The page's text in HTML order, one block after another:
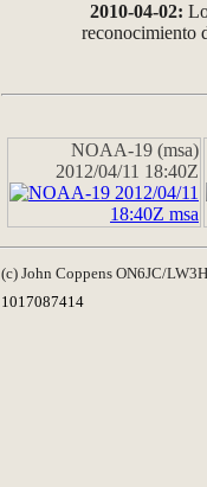
2010-04-02:
reconocimiento
NOAA-19 (msa)
2012/04/11 18:40Z
(c) John Coppens ON6JC/
1017087414